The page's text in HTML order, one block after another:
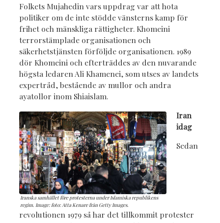
Folkets Mujahedin vars uppdrag var att hota
politiker om de inte stödde vänsterns kamp för
frihet och mänskliga rättigheter. Khomeini
terrorstämplade organisationen och
säkerhetstjänsten förföljde organisationen. 1989
dör Khomeini och efterträddes av den nuvarande
högsta ledaren Ali Khamenei, som utses av landets
expertråd, bestående av mullor och andra
ayatollor inom Shiaislam.
Iranska samhället före protesterna under Islamiska republikens
regim. Image: foto: Atta Kenare från Getty Images.
Iran
idag
Sedan
revolutionen 1979 så har det tillkommit protester